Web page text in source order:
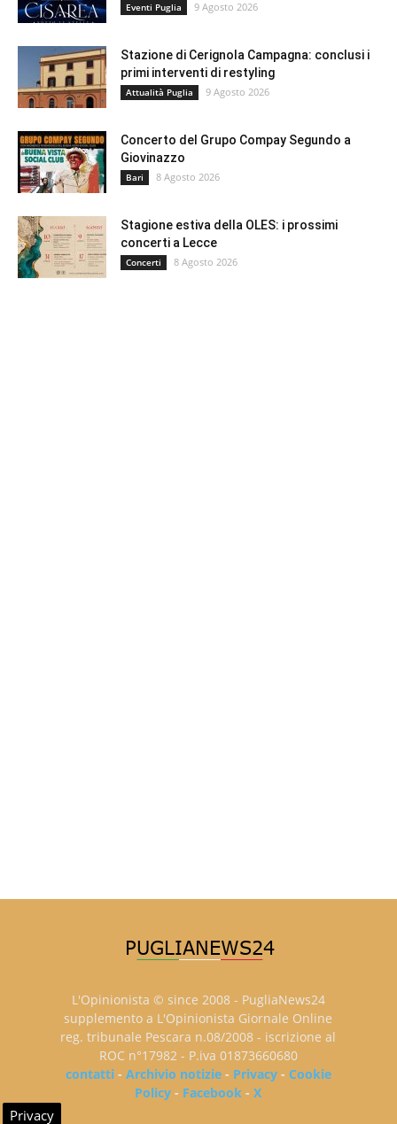
Eventi Puglia 9 Agosto 2026
Stazione di Cerignola Campagna: conclusi i
primi interventi di restyling
Attualità Puglia 9 Agosto 2026
Concerto del Grupo Compay Segundo a
Giovinazzo
Bari 8 Agosto 2026
Stagione estiva della OLES: i prossimi
concerti a Lecce
Concerti 8 Agosto 2026
L'Opinionista © since 2008 - PugliaNews24
supplemento a L'Opinionista Giornale Online
reg. tribunale Pescara n.08/2008 - iscrizione al
ROC n°17982 - P.iva 01873660680
contatti- Archivio notizie- Privacy- Cookie
Policy - Facebook -X
Privacy